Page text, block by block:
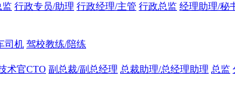
监 行政专员/助理 行政经理/主管 行政总监 经理助理/秘
司机 驾校教练/陪练
术官CTO 副总裁/副总经理 总裁助理/总经理助理 总监